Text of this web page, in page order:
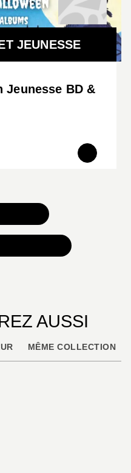
JEUNESSE
Jeunesse BD &
AUSSI
MÊME COLLECTION